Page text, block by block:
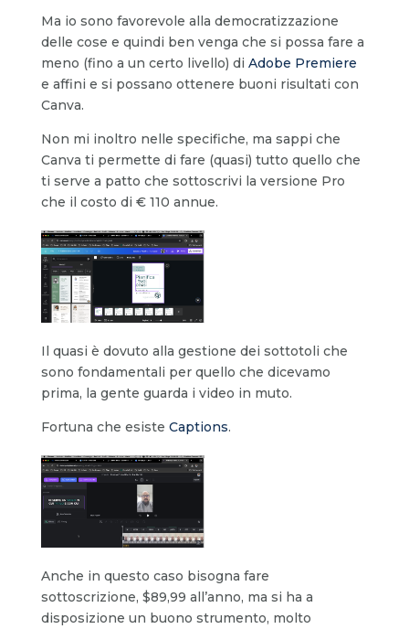
Ma io sono favorevole alla democratizzazione
delle cose e quindi ben venga che si possa fare a
meno (fino a un certo livello) di Adobe Premiere
e affini e si possano ottenere buoni risultati con
Canva.
Non mi inoltro nelle specifiche, ma sappi che
Canva ti permette di fare (quasi) tutto quello che
ti serve a patto che sottoscrivi la versione Pro
che il costo di € 110 annue.
Il quasi è dovuto alla gestione dei sottotoli che
sono fondamentali per quello che dicevamo
prima, la gente guarda i video in muto.
Fortuna che esiste Captions.
Anche in questo caso bisogna fare
sottoscrizione, $89,99 all’anno, ma si ha a
disposizione un buono strumento, molto